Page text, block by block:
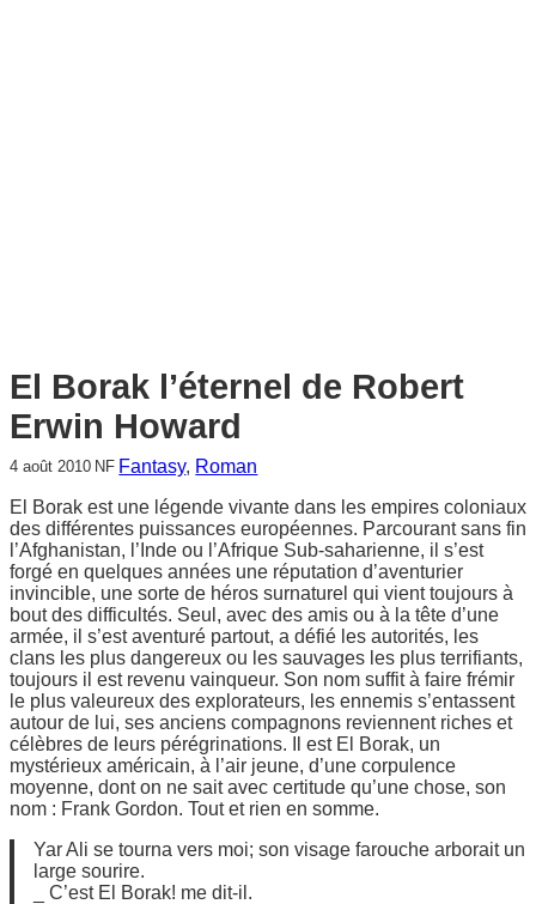
El Borak l’éternel de Robert
Erwin Howard
4 août 2010 NF Fantasy, Roman
El Borak est une légende vivante dans les empires coloniaux
des différentes puissances européennes. Parcourant sans fin
l’Afghanistan, l’Inde ou l’Afrique Sub-saharienne, il s’est
forgé en quelques années une réputation d’aventurier
invincible, une sorte de héros surnaturel qui vient toujours à
bout des difficultés. Seul, avec des amis ou à la tête d’une
armée, il s’est aventuré partout, a défié les autorités, les
clans les plus dangereux ou les sauvages les plus terrifiants,
toujours il est revenu vainqueur. Son nom suffit à faire frémir
le plus valeureux des explorateurs, les ennemis s’entassent
autour de lui, ses anciens compagnons reviennent riches et
célèbres de leurs pérégrinations. Il est El Borak, un
mystérieux américain, à l’air jeune, d’une corpulence
moyenne, dont on ne sait avec certitude qu’une chose, son
nom : Frank Gordon. Tout et rien en somme.
Yar Ali se tourna vers moi; son visage farouche arborait un
large sourire.
_ C’est El Borak! me dit-il.